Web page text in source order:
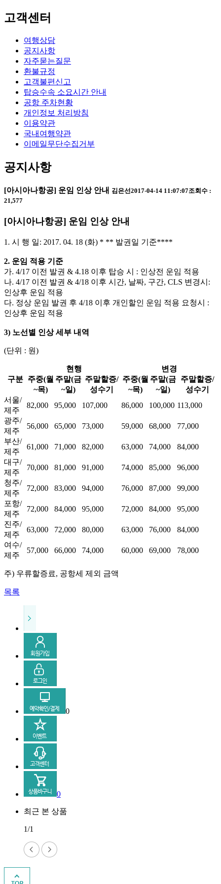
고객센터
여행상담
공지사항
자주묻는질문
환불규정
고객불편신고
탑승수속 소요시간 안내
공항 주차현황
개인정보 처리방침
이용약관
국내여행약관
이메일무단수집거부
공지사항
[아시아나항공] 운임 인상 안내 김은선 2017-04-14 11:07:07조회수 :
21,577
[아시아나항공] 운임 인상 안내
1. 시 행 일: 2017. 04. 18 (화) * ** 발권일 기준****
2. 운임 적용 기준
가. 4/17 이전 발권 & 4.18 이후 탑승 시 : 인상전 운임 적용
나. 4/17 이전 발권 & 4/18 이후 시간, 날짜, 구간, CLS 변경시:
인상후 운임 적용
다. 정상 운임 발권 후 4/18 이후 개인할인 운임 적용 요청시 :
인상후 운임 적용
3) 노선별 인상 세부 내역
(단위 : 원)
구분
현행
변경
주중(월
~목)
주말(금
~일)
주말할증/
성수기
주중(월
~목)
주말(금
~일)
주말할증/
성수기
서울/
제주
82,000 95,000 107,000 86,000 100,000 113,000
광주/
제주
56,000 65,000 73,000 59,000 68,000
77,000
부산/
제주
61,000 71,000 82,000 63,000 74,000
84,000
대구/
제주
70,000 81,000 91,000 74,000 85,000
96,000
청주/
제주
72,000 83,000 94,000 76,000 87,000
99,000
포항/
제주
72,000 84,000 95,000 72,000 84,000
95,000
진주/
제주
63,000 72,000 80,000 63,000 76,000
84,000
여수/
제주
57,000 66,000 74,000 60,000 69,000 78,000
주) 우류할증료, 공항세 제외 금액
목록
0
0
최근 본 상품
1/1